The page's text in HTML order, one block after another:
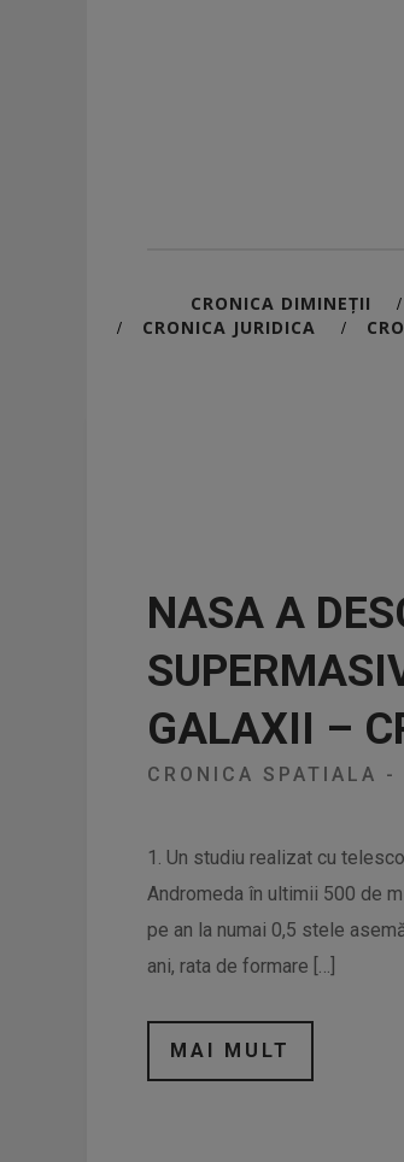
CRONICA DIMINEȚII /
/ CRONICA JURIDICA /
NASA A
GALAXII –
CRONICA SPATIALA -
1. Un studiu realizat cu
Andromeda în ultimii 500 de
pe an la numai 0,5 stele
ani, rata de formare […]
MAI MULT